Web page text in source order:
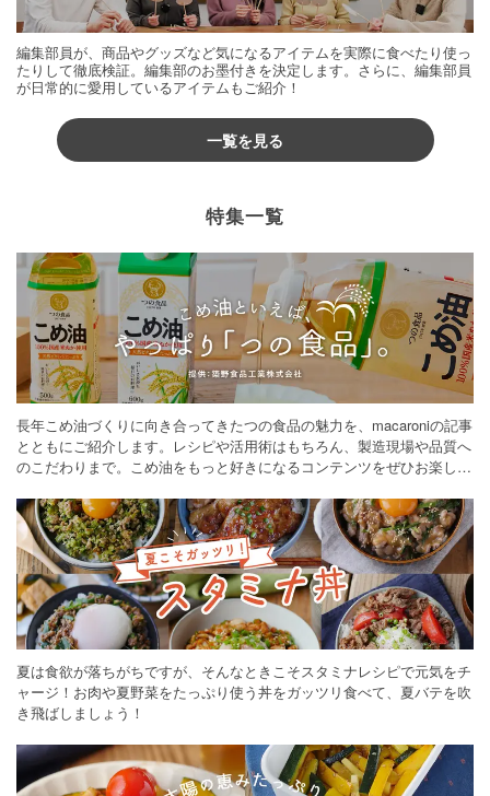
編集部員が、商品やグッズなど気になるアイテムを実際に食べたり使っ
たりして徹底検証。編集部のお墨付きを決定します。さらに、編集部員
が日常的に愛用しているアイテムもご紹介！
一覧を見る
特集一覧
長年こめ油づくりに向き合ってきたつの食品の魅力を、macaroniの記事
とともにご紹介します。レシピや活用術はもちろん、製造現場や品質へ
のこだわりまで。こめ油をもっと好きになるコンテンツをぜひお楽しみ
夏は食欲が落ちがちですが、そんなときこそスタミナレシピで元気をチ
ャージ！お肉や夏野菜をたっぷり使う丼をガッツリ食べて、夏バテを吹
き飛ばしましょう！